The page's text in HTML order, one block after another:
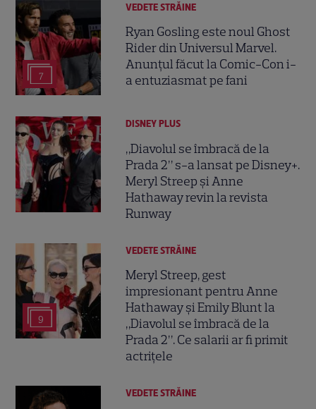
7
VEDETE STRĂINE
Ryan Gosling este noul Ghost
Rider din Universul Marvel.
Anunțul făcut la Comic-Con i-
a entuziasmat pe fani
DISNEY PLUS
„Diavolul se îmbracă de la
Prada 2” s-a lansat pe Disney+.
Meryl Streep și Anne
Hathaway revin la revista
Runway
9
VEDETE STRĂINE
Meryl Streep, gest
impresionant pentru Anne
Hathaway și Emily Blunt la
„Diavolul se îmbracă de la
Prada 2”. Ce salarii ar fi primit
actrițele
VEDETE STRĂINE